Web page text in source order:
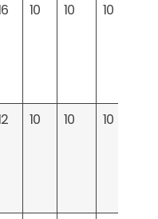
10 10 10
10 10 10